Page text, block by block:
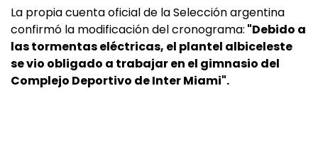
La propia cuenta oficial de la Selección argentina
confirmó la modificación del cronograma: "Debido a
las tormentas eléctricas, el plantel albiceleste
se vio obligado a trabajar en el gimnasio del
Complejo Deportivo de Inter Miami".